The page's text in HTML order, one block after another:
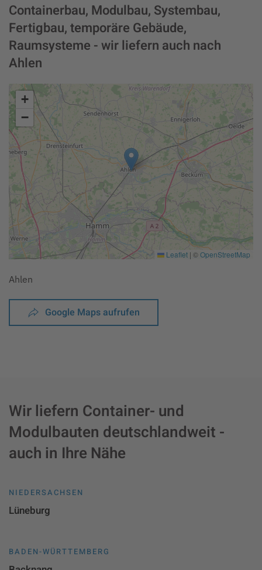
Containerbau, Modulbau, Systembau,
Fertigbau, temporäre Gebäude,
Raumsysteme - wir liefern auch nach
Ahlen
+
−
Leaflet | ©OpenStreetMap
Ahlen
Google Maps aufrufen
Wir liefern Container- und
Modulbauten deutschlandweit -
auch in Ihre Nähe
NIEDERSACHSEN
Lüneburg
BADEN-WÜRTTEMBERG